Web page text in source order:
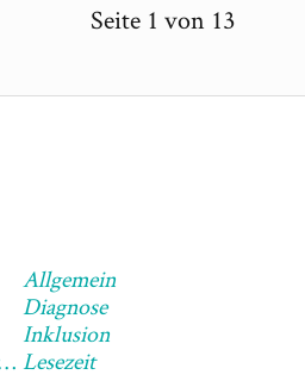
Seite 1 von 13
Allgemein
Diagnose
Inklusion
Turner-Syndrom Lesezeit